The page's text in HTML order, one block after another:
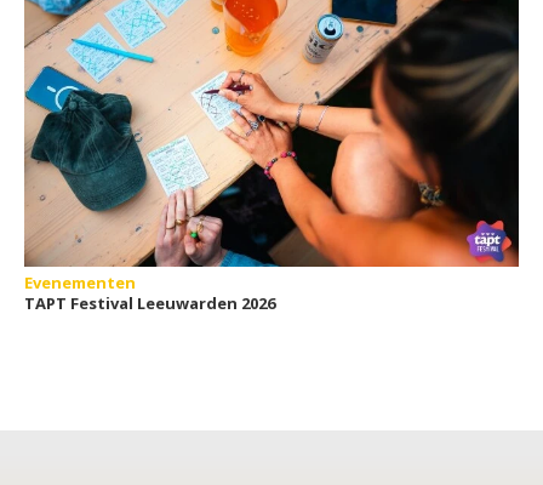
Evenementen
TAPT Festival Leeuwarden 2026